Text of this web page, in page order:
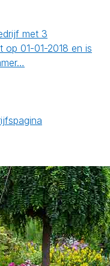
met 3
op 01-01-2018 en is